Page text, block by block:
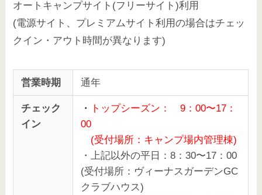
オートキャンプサイト(フリーサイト)利用
(電源サイト、プレミアムサイト利用の場合はチェッ
クイン・アウト時間が異なります)
営業時期 通年
チェック
イン
・
トップシーズン： 9：00〜17：
00
(受付場所：キャンプ場内管理棟)
・上記以外の平日：8：30〜17：00
(受付場所：ヴィーナスガーデンGC
クラブハウス)